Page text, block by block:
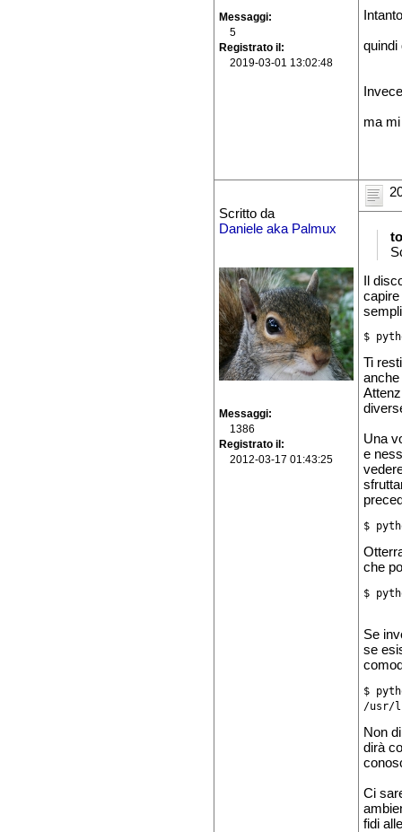
Messaggi
5
Registrato il
2019-03-01 13:02:48
quindi
ma
Scritto da
Daniele aka Palmux
Messaggi
1386
Registrato il
2012-03-17 01:43:25
Il
$
Ti
anche
Una
e
$
che
$
Se
se
$
Non
dirà
Ci
fidi